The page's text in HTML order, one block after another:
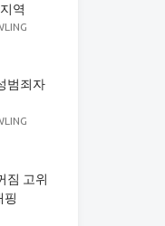
역
범죄자
짐 고위
핑